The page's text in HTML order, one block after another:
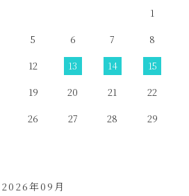
1
5 6 7
8
12 13 14
15
19 20 21
22
26 27 28
29
2026年09月